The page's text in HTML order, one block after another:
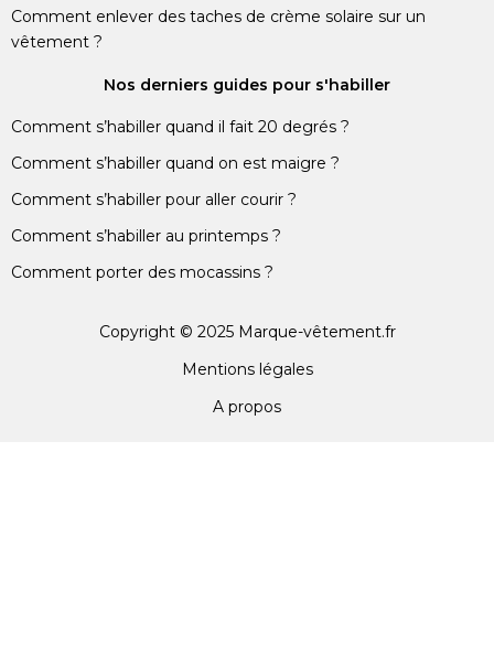
Comment enlever des taches de crème solaire sur un
vêtement ?
Nos derniers guides pour s'habiller
Comment s’habiller quand il fait 20 degrés ?
Comment s’habiller quand on est maigre ?
Comment s’habiller pour aller courir ?
Comment s’habiller au printemps ?
Comment porter des mocassins ?
Copyright © 2025 Marque-vêtement.fr
Mentions légales
A propos